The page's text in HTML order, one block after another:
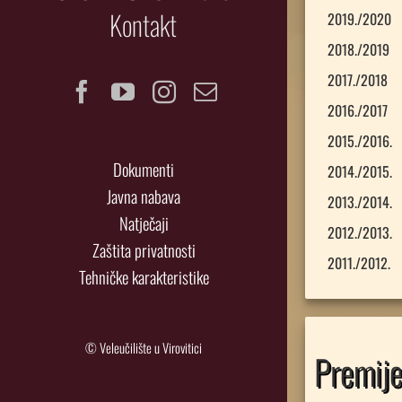
Kontakt
Facebook
YouTubeInstagram
Email
Dokumenti
Javna nabava
Natječaji
Zaštita privatnosti
Tehničke karakteristike
© Veleučilište u Virovitici
2019./2020
2018./2019
2017./2018
2016./2017
2015./2016.
2014./2015.
2013./2014.
2012./2013.
2011./2012.